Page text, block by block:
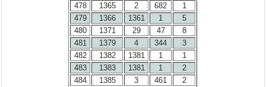
478
1365 2 682
1
479
1366 1361 1
5
480
1371 29 47
8
481
1379 4 344
3
482
1382 1381 1
1
483
1383 1381 1
2
484
1385 3 461 2